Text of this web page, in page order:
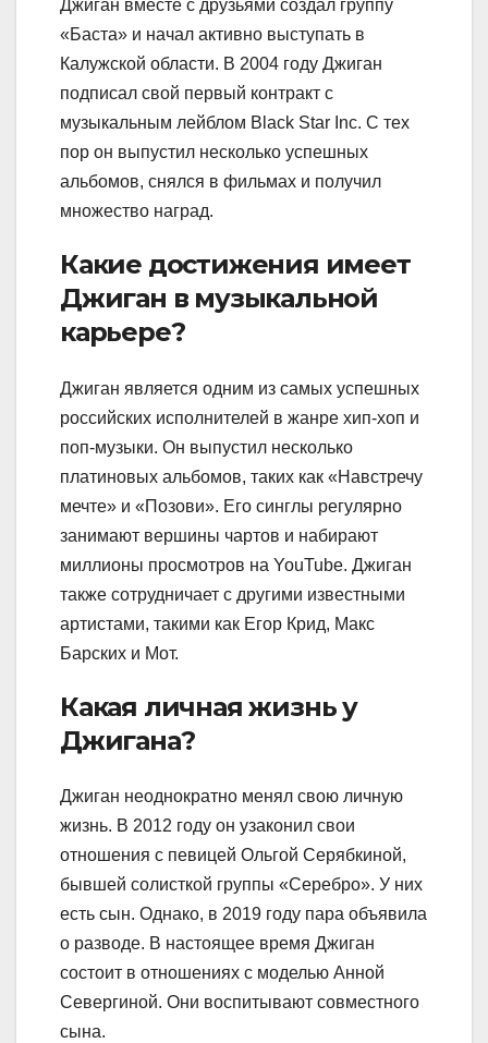
Джиган вместе с друзьями создал группу
«Баста» и начал активно выступать в
Калужской области. В 2004 году Джиган
подписал свой первый контракт с
музыкальным лейблом Black Star Inc. С тех
пор он выпустил несколько успешных
альбомов, снялся в фильмах и получил
множество наград.
Какие достижения имеет
Джиган в музыкальной
карьере?
Джиган является одним из самых успешных
российских исполнителей в жанре хип-хоп и
поп-музыки. Он выпустил несколько
платиновых альбомов, таких как «Навстречу
мечте» и «Позови». Его синглы регулярно
занимают вершины чартов и набирают
миллионы просмотров на YouTube. Джиган
также сотрудничает с другими известными
артистами, такими как Егор Крид, Макс
Барских и Мот.
Какая личная жизнь у
Джигана?
Джиган неоднократно менял свою личную
жизнь. В 2012 году он узаконил свои
отношения с певицей Ольгой Серябкиной,
бывшей солисткой группы «Серебро». У них
есть сын. Однако, в 2019 году пара объявила
о разводе. В настоящее время Джиган
состоит в отношениях с моделью Анной
Севергиной. Они воспитывают совместного
сына.